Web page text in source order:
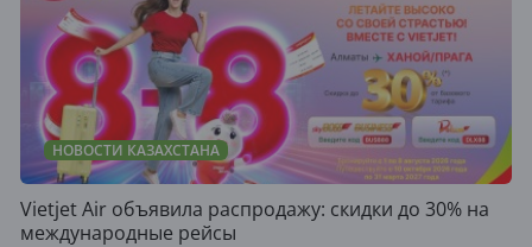
НОВОСТИ КАЗАХСТАНА
Vietjet Air объявила распродажу: скидки до 30% на
международные рейсы